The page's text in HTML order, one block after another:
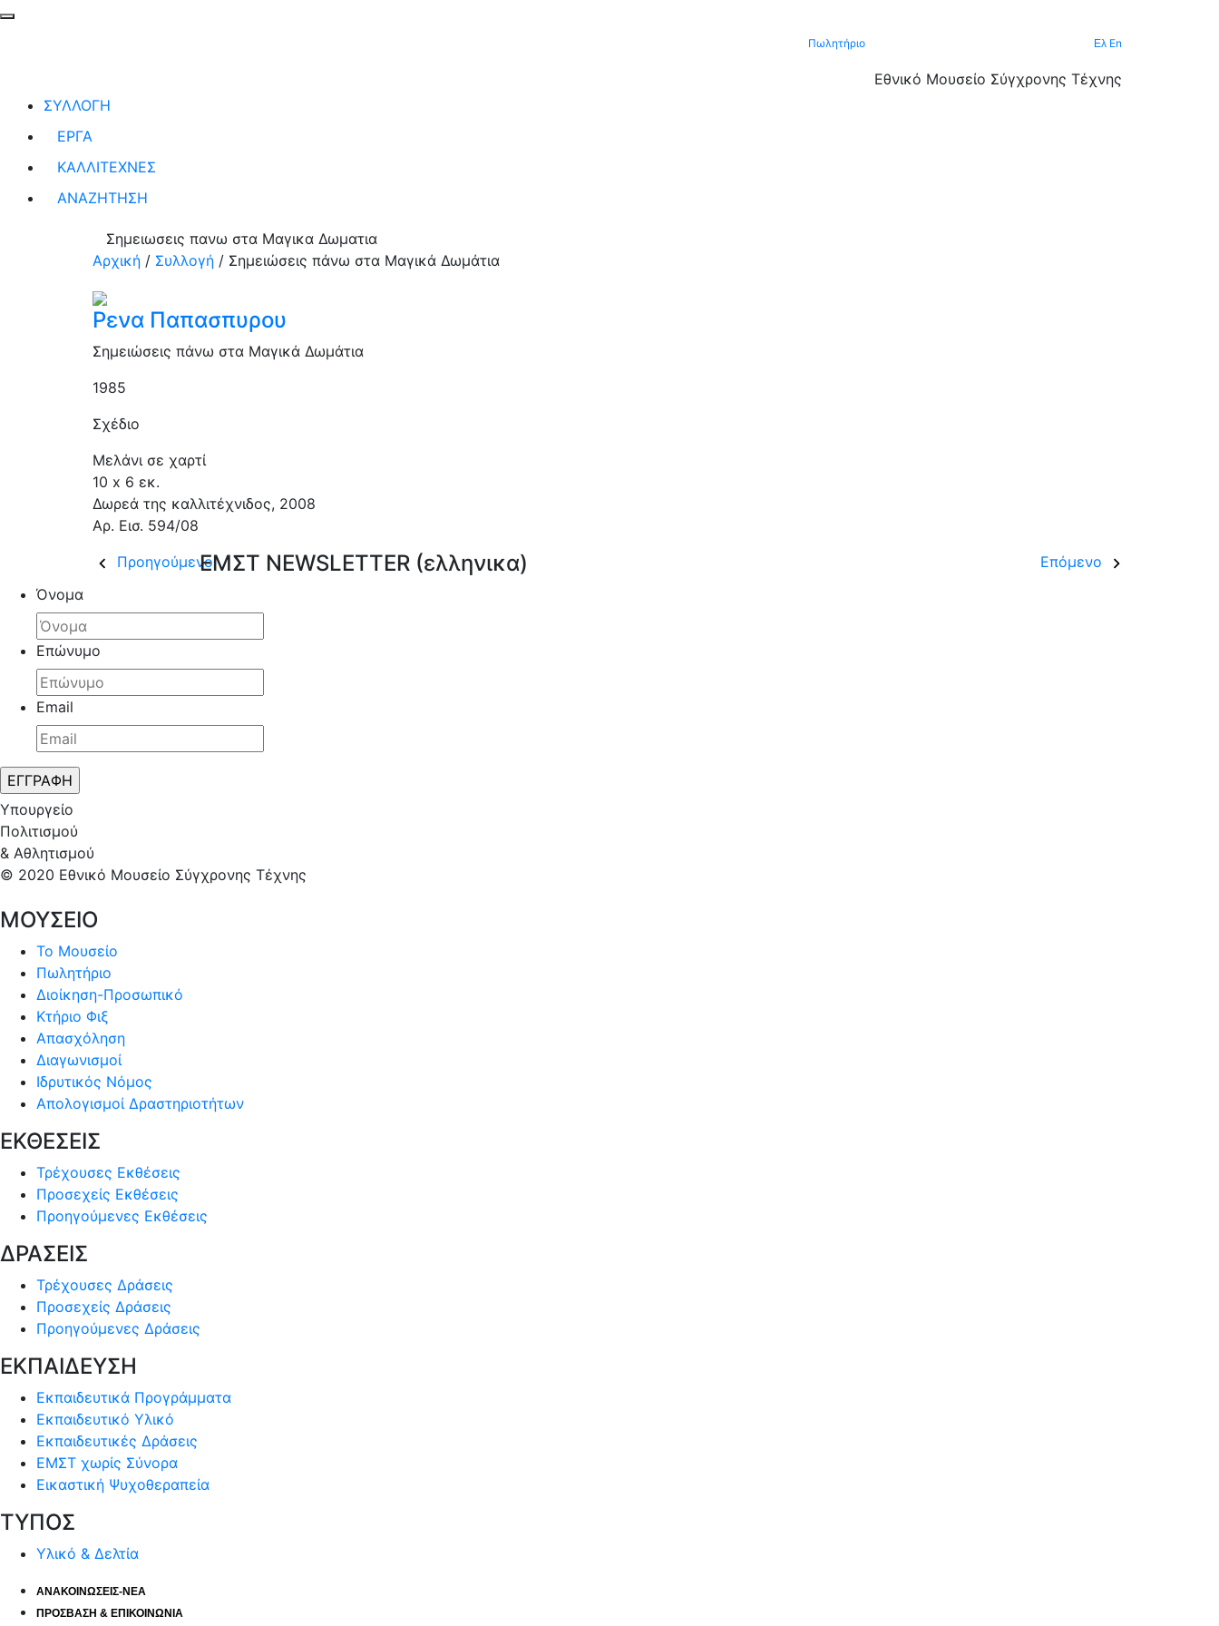
Πωλητήριο Ελ En
Εθνικό Μουσείο Σύγχρονης Τέχνης
ΣΥΛΛΟΓΗ
ΕΡΓΑ
ΚΑΛΛΙΤΕΧΝΕΣ
ΑΝΑΖΗΤΗΣΗ
Σημειωσεις πανω στα Μαγικα Δωματια
Αρχική / Συλλογή / Σημειώσεις πάνω στα Μαγικά Δωμάτια
Ρενα Παπασπυρου
Σημειώσεις πάνω στα Μαγικά Δωμάτια
1985
Σχέδιο
Μελάνι σε χαρτί
10 x 6 εκ.
Δωρεά της καλλιτέχνιδος, 2008
Aρ. Εισ. 594/08
Προηγούμενο
Επόμενο
ΕΜΣΤ NEWSLETTER (ελληνικα)
Όνομα
Επώνυμο
Email
Υπουργείο
Πολιτισμού
& Αθλητισμού
© 2020 Εθνικό Μουσείο Σύγχρονης Τέχνης
ΜΟΥΣΕΙΟ
Το Μουσείο
Πωλητήριο
Διοίκηση-Προσωπικό
Κτήριο Φιξ
Απασχόληση
Διαγωνισμοί
Ιδρυτικός Νόμος
Απολογισμοί Δραστηριοτήτων
ΕΚΘΕΣΕΙΣ
Τρέχουσες Εκθέσεις
Προσεχείς Εκθέσεις
Προηγούμενες Εκθέσεις
ΔΡΑΣΕΙΣ
Τρέχουσες Δράσεις
Προσεχείς Δράσεις
Προηγούμενες Δράσεις
ΕΚΠΑΙΔΕΥΣΗ
Εκπαιδευτικά Προγράμματα
Εκπαιδευτικό Υλικό
Εκπαιδευτικές Δράσεις
ΕΜΣΤ χωρίς Σύνορα
Εικαστική Ψυχοθεραπεία
ΤΥΠΟΣ
Υλικό & Δελτία
ΑΝΑΚΟΙΝΩΣΕΙΣ-ΝΕΑ
ΠΡΟΣΒΑΣΗ & ΕΠΙΚΟΙΝΩΝΙΑ